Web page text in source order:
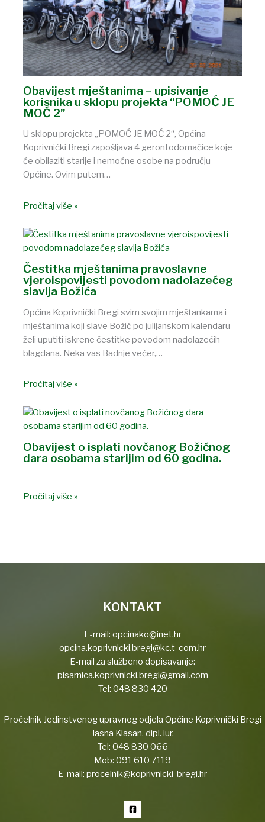
Obavijest mještanima – upisivanje
korisnika u sklopu projekta “POMOĆ JE
MOĆ 2”
U sklopu projekta „POMOĆ JE MOĆ 2“, Općina
Koprivnički Bregi zapošljava 4 gerontodomaćice koje
će obilaziti starije i nemoćne osobe na području
Općine. Ovim putem…
Pročitaj više »
Čestitka mještanima pravoslavne
vjeroispovijesti povodom nadolazećeg
slavlja Božića
Općina Koprivnički Bregi svim svojim mještankama i
mještanima koji slave Božić po julijanskom kalendaru
želi uputiti iskrene čestitke povodom nadolazećih
blagdana. Neka vas Badnje večer,…
Pročitaj više »
Obavijest o isplati novčanog Božićnog
dara osobama starijim od 60 godina.
Pročitaj više »
KONTAKT
E-mail: opcinako@inet.hr
opcina.koprivnicki.bregi@kc.t-com.hr
E-mail za službeno dopisavanje:
pisarnica.koprivnicki.bregi@gmail.com
Tel: 048 830 420
Pročelnik Jedinstvenog upravnog odjela Općine Koprivnički Bregi
Jasna Klasan, dipl. iur.
Tel: 048 830 066
Mob: 091 610 7119
E-mail: procelnik@koprivnicki-bregi.hr